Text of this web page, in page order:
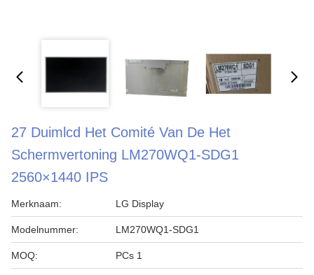
27 Duimlcd Het Comité Van De Het
Schermvertoning LM270WQ1-SDG1
2560×1440 IPS
Merknaam: LG Display
Modelnummer: LM270WQ1-SDG1
MOQ: PCs 1